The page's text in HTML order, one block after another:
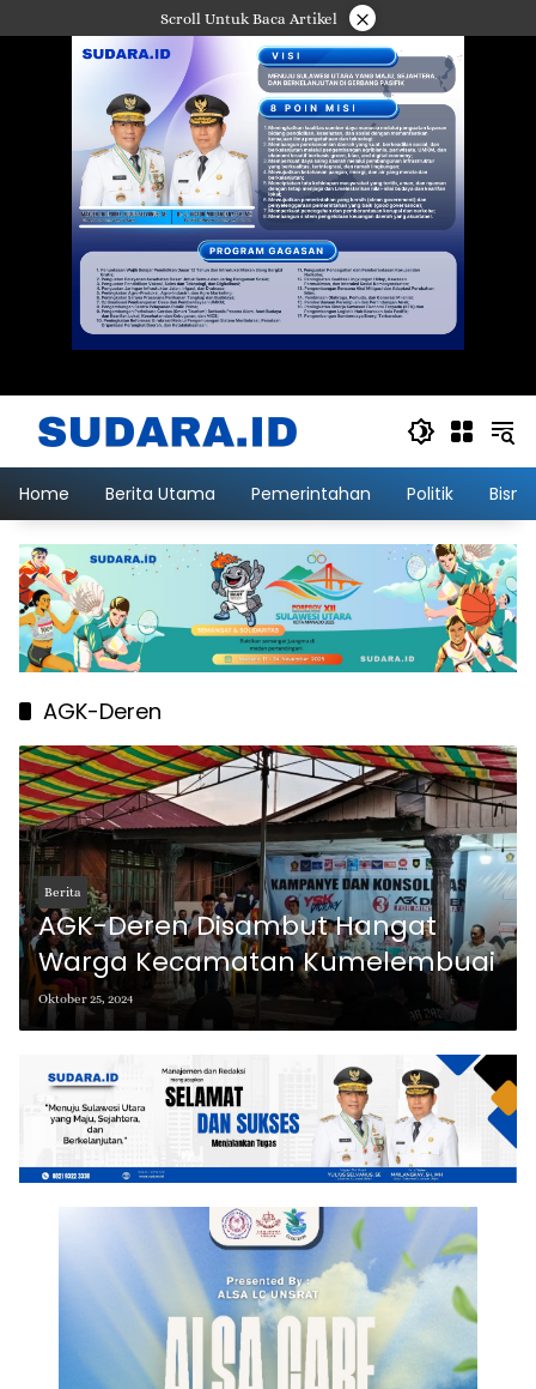
ke
Scroll Untuk Baca Artikel ×
Home Berita Utama Pemerintahan Politik
AGK-Deren
Berita
AGK-Deren Disambut Hangat
Warga Kecamatan Kumelembuai
Oktober 25, 2024